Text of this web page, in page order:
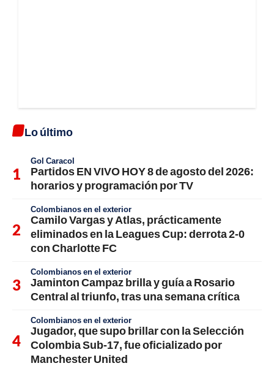
Lo último
Gol Caracol
Partidos EN VIVO HOY 8 de agosto del 2026:
horarios y programación por TV
Colombianos en el exterior
Camilo Vargas y Atlas, prácticamente
eliminados en la Leagues Cup: derrota 2-0
con Charlotte FC
Colombianos en el exterior
Jaminton Campaz brilla y guía a Rosario
Central al triunfo, tras una semana crítica
Colombianos en el exterior
Jugador, que supo brillar con la Selección
Colombia Sub-17, fue oficializado por
Manchester United